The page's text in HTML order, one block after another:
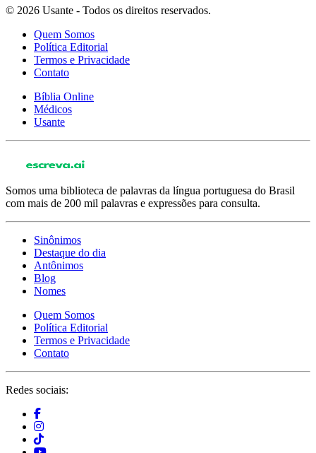
© 2026 Usante - Todos os direitos reservados.
Quem Somos
Política Editorial
Termos e Privacidade
Contato
Bíblia Online
Médicos
Usante
Somos uma biblioteca de palavras da língua portuguesa do Brasil
com mais de 200 mil palavras e expressões para consulta.
Sinônimos
Destaque do dia
Antônimos
Blog
Nomes
Quem Somos
Política Editorial
Termos e Privacidade
Contato
Redes sociais: